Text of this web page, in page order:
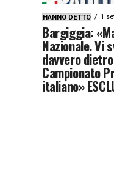
HANNO DETTO 1
Bargiggia:
Nazionale. Vi
davvero
Campionato
italiano»